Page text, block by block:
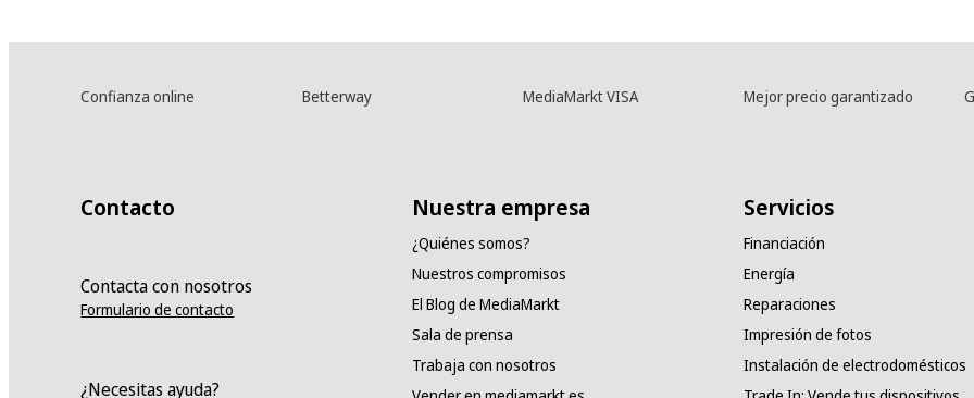
Confianza online Betterway MediaMarkt VISA Mejor precio garantizado
Contacto
Contacta con nosotros
Formulario de contacto
¿Necesitas ayuda?
Nuestra empresa
¿Quiénes somos?
Nuestros compromisos
El Blog de MediaMarkt
Sala de prensa
Trabaja con nosotros
Servicios
Financiación
Energía
Reparaciones
Impresión de fotos
Instalación de electrodomésticos